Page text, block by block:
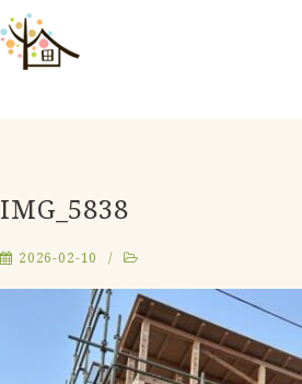
IMG_5838
2026-02-10